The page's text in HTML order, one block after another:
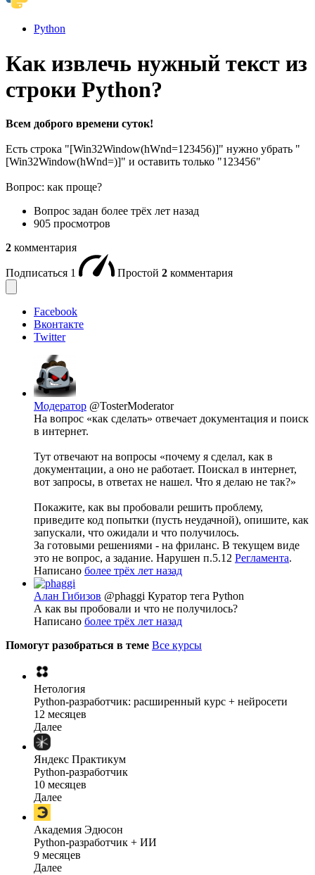
Python
Как извлечь нужный текст из
строки Python?
Всем доброго времени суток!
Есть строка "[Win32Window(hWnd=123456)]" нужно убрать "
[Win32Window(hWnd=)]" и оставить только "123456"
Вопрос: как проще?
Вопрос задан более трёх лет назад
905 просмотров
2 комментария
Подписаться 1 Простой 2 комментария
Facebook
Вконтакте
Twitter
Модератор @TosterModerator
На вопрос «как сделать» отвечает документация и поиск
в интернет.
Тут отвечают на вопросы «почему я сделал, как в
документации, а оно не работает. Поискал в интернет,
вот запросы, в ответах не нашел. Что я делаю не так?»
Покажите, как вы пробовали решить проблему,
приведите код попытки (пусть неудачной), опишите, как
запускали, что ожидали и что получилось.
За готовыми решениями - на фриланс. В текущем виде
это не вопрос, а задание. Нарушен п.5.12 Регламента.
Написано более трёх лет назад
Алан Гибизов @phaggi Куратор тега Python
А как вы пробовали и что не получилось?
Написано более трёх лет назад
Помогут разобраться в теме Все курсы
Нетология
Python-разработчик: расширенный курс + нейросети
12 месяцев
Далее
Яндекс Практикум
Python-разработчик
10 месяцев
Далее
Академия Эдюсон
Python-разработчик + ИИ
9 месяцев
Далее